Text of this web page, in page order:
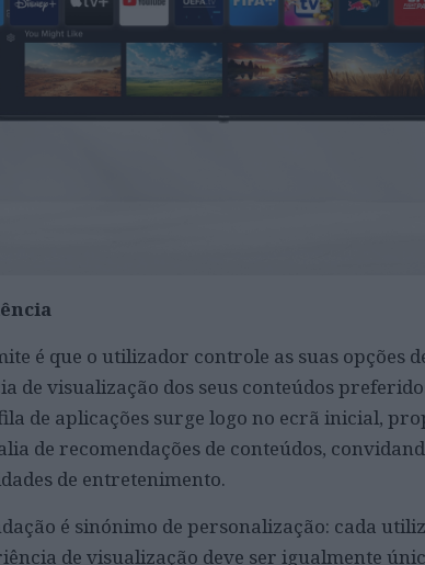
é que o utilizador controle as suas opções
de visualização dos seus conteúdos
de aplicações surge logo no ecrã inicial,
de recomendações de conteúdos,
de entretenimento.
é sinónimo de personalização: cada
de visualização deve ser igualmente